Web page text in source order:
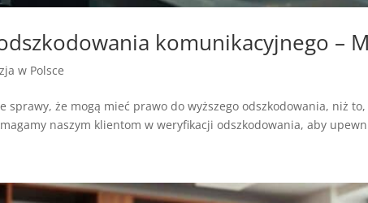
komunikacyjnego –
w Polsce
sprawy, że mogą mieć prawo do wyższego odszkodowania, niż
naszym klientom w weryfikacji odszkodowania, aby